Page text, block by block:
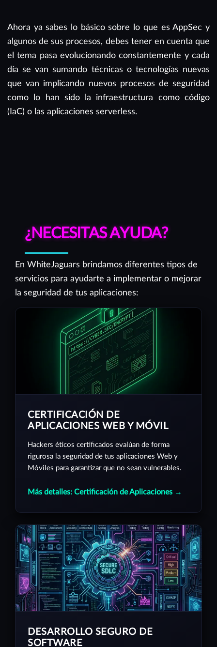
Ahora ya sabes lo básico sobre lo que es AppSec y
algunos de sus procesos, debes tener en cuenta que
el tema pasa evolucionando constantemente y cada
día se van sumando técnicas o tecnologías nuevas
que van implicando nuevos procesos de seguridad
como lo han sido la infraestructura como código
(IaC) o las aplicaciones serverless.
¿NECESITAS AYUDA?
En WhiteJaguars brindamos diferentes tipos de
servicios para ayudarte a implementar o mejorar
la seguridad de tus aplicaciones:
CERTIFICACIÓN DE
APLICACIONES WEB Y MÓVIL
Hackers éticos certificados evalúan de forma
rigurosa la seguridad de tus aplicaciones Web y
Móviles para garantizar que no sean vulnerables.
Más detalles: Certificación de Aplicaciones →
DESARROLLO SEGURO DE
SOFTWARE